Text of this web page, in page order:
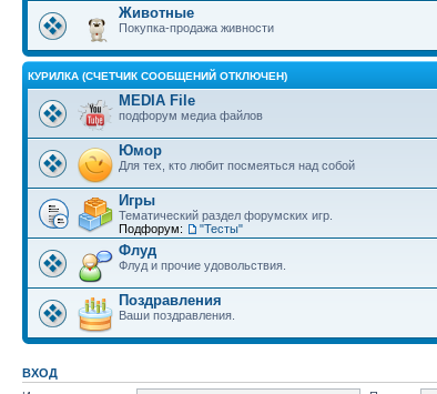
Животные
Покупка-продажа живности
КУРИЛКА (СЧЕТЧИК СООБЩЕНИЙ ОТКЛЮЧЕН)
MEDIA File
подфорум медиа файлов
Юмор
Для тех, кто любит посмеяться над собой
Игры
Тематический раздел форумских игр.
Подфорум:
"Тесты"
Флуд
Флуд и прочие удовольствия.
Поздравления
Ваши поздравления.
ВХОД